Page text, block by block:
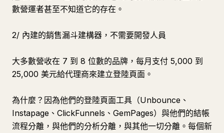
數營運者甚至不知道它的存在。
2/ 內建的銷售漏斗建構器，不需要開發人員
大多數營收在 7 到 8 位數的品牌，每月支付 5,000 到
25,000 美元給代理商來建立登陸頁面。
為什麼？因為他們的登陸頁面工具（Unbounce、
Instapage、ClickFunnels、GemPages）與他們的結帳
流程分離，與他們的分析分離，與其他一切分離。每個新